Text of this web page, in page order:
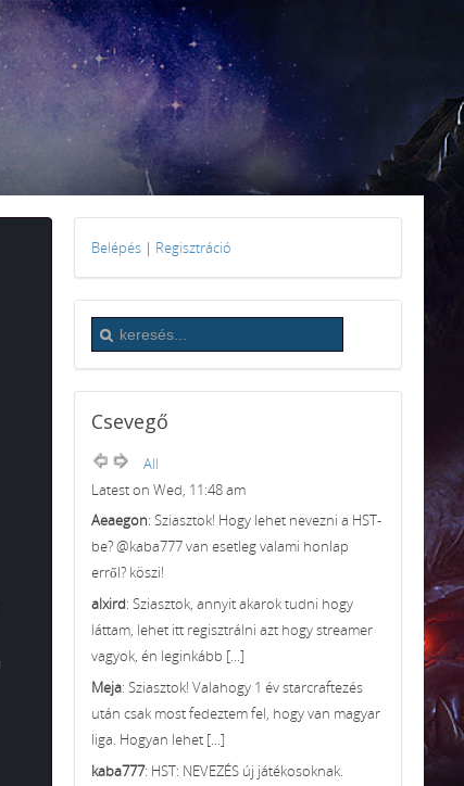
Belépés | Regisztráció
Csevegő
All
Latest on Wed, 11:48 am
Aeaegon: Sziasztok! Hogy lehet nevezni a HST-
be? @kaba777 van esetleg valami honlap
erről? köszi!
alxird: Sziasztok, annyit akarok tudni hogy
láttam, lehet itt regisztrálni azt hogy streamer
vagyok, én leginkább [...]
Meja: Sziasztok! Valahogy 1 év starcraftezés
után csak most fedeztem fel, hogy van magyar
liga. Hogyan lehet [...]
kaba777: HST: NEVEZÉS új játékosoknak.